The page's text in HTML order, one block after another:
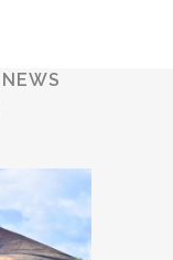
NEWS